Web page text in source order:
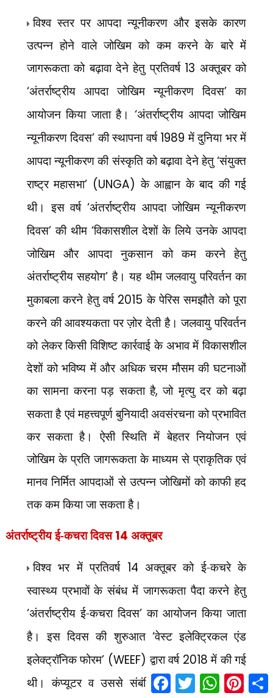
विश्व स्तर पर आपदा न्यूनीकरण और इसके कारण
उत्पन्न होने वाले जोखिम को कम करने के बारे में
जागरूकता को बढ़ावा देने हेतु प्रतिवर्ष 13 अक्तूबर को
‘अंतर्राष्ट्रीय आपदा जोखिम न्यूनीकरण दिवस’का
आयोजन किया जाता है।‘अंतर्राष्ट्रीय आपदा जोखिम
न्यूनीकरण दिवस’की स्थापना वर्ष 1989 में दुनिया भर में
आपदा न्यूनीकरण की संस्कृति को बढ़ावा देने हेतु‘संयुक्त
राष्ट्र महासभा’ (UNGA)के आह्वान के बाद की गई
थी। इस वर्ष ‘अंतर्राष्ट्रीय आपदा जोखिम न्यूनीकरण
दिवस’की थीम ‘विकासशील देशों के लिये उनके आपदा
जोखिम और आपदा नुकसान को कम करने हेतु
अंतर्राष्ट्रीय सहयोग’है। यह थीम जलवायु परिवर्तन का
मुकाबला करने हेतु वर्ष 2015 के पेरिस समझौते को पूरा
करने की आवश्यकता पर ज़ोर देती है। जलवायु परिवर्तन
को लेकर किसी विशिष्ट कार्रवाई के अभाव में विकासशील
देशों को भविष्य में और अधिक चरम मौसम की घटनाओं
का सामना करना पड़ सकता है,जो मृत्यु दर को बढ़ा
सकता है एवं महत्त्वपूर्ण बुनियादी अवसंरचना को प्रभावित
कर सकता है। ऐसी स्थिति में बेहतर नियोजन एवं
जोखिम के प्रति जागरूकता के माध्यम से प्राकृतिक एवं
मानव निर्मित आपदाओं से उत्पन्न जोखिमों को काफी हद
तक कम किया जा सकता है।
अंतर्राष्ट्रीय ई-कचरा दिवस 14 अक्तूबर
विश्व भर में प्रतिवर्ष 14 अक्तूबर को ई-कचरे के
स्वास्थ्य प्रभावों के संबंध में जागरूकता पैदा करने हेतु
‘अंतर्राष्ट्रीय ई-कचरा दिवस’का आयोजन किया जाता
है। इस दिवस की शुरुआत ‘वेस्ट इलेक्ट्रिकल एंड
इलेक्ट्रॉनिक फोरम’ (WEEF)द्वारा वर्ष 2018 में की गई
थी। कंप्यूटर व उससे संबंधित अन्य उपकरण और
a
T
w
W
h